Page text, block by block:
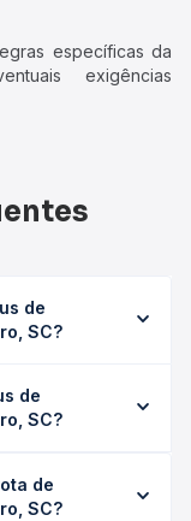
específicas da
exigências
de
SC?
variar
de
SC?
não identificado e
o tipo de
de
SC?